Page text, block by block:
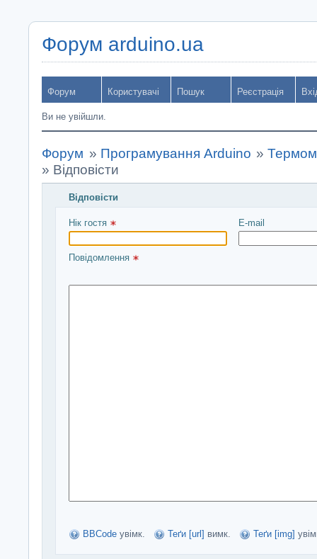
Форум arduino.ua
Форум Користувачі Пошук Реєстрація
Ви не увійшли.
Форум » Програмування Arduino »
» Відповісти
Відповісти
Введіть повідомлення і натисніть Надіслати
Нік гостя E-mail
Повідомлення
BBCode увімк. Теґи [url] вимк. Теґи [img]